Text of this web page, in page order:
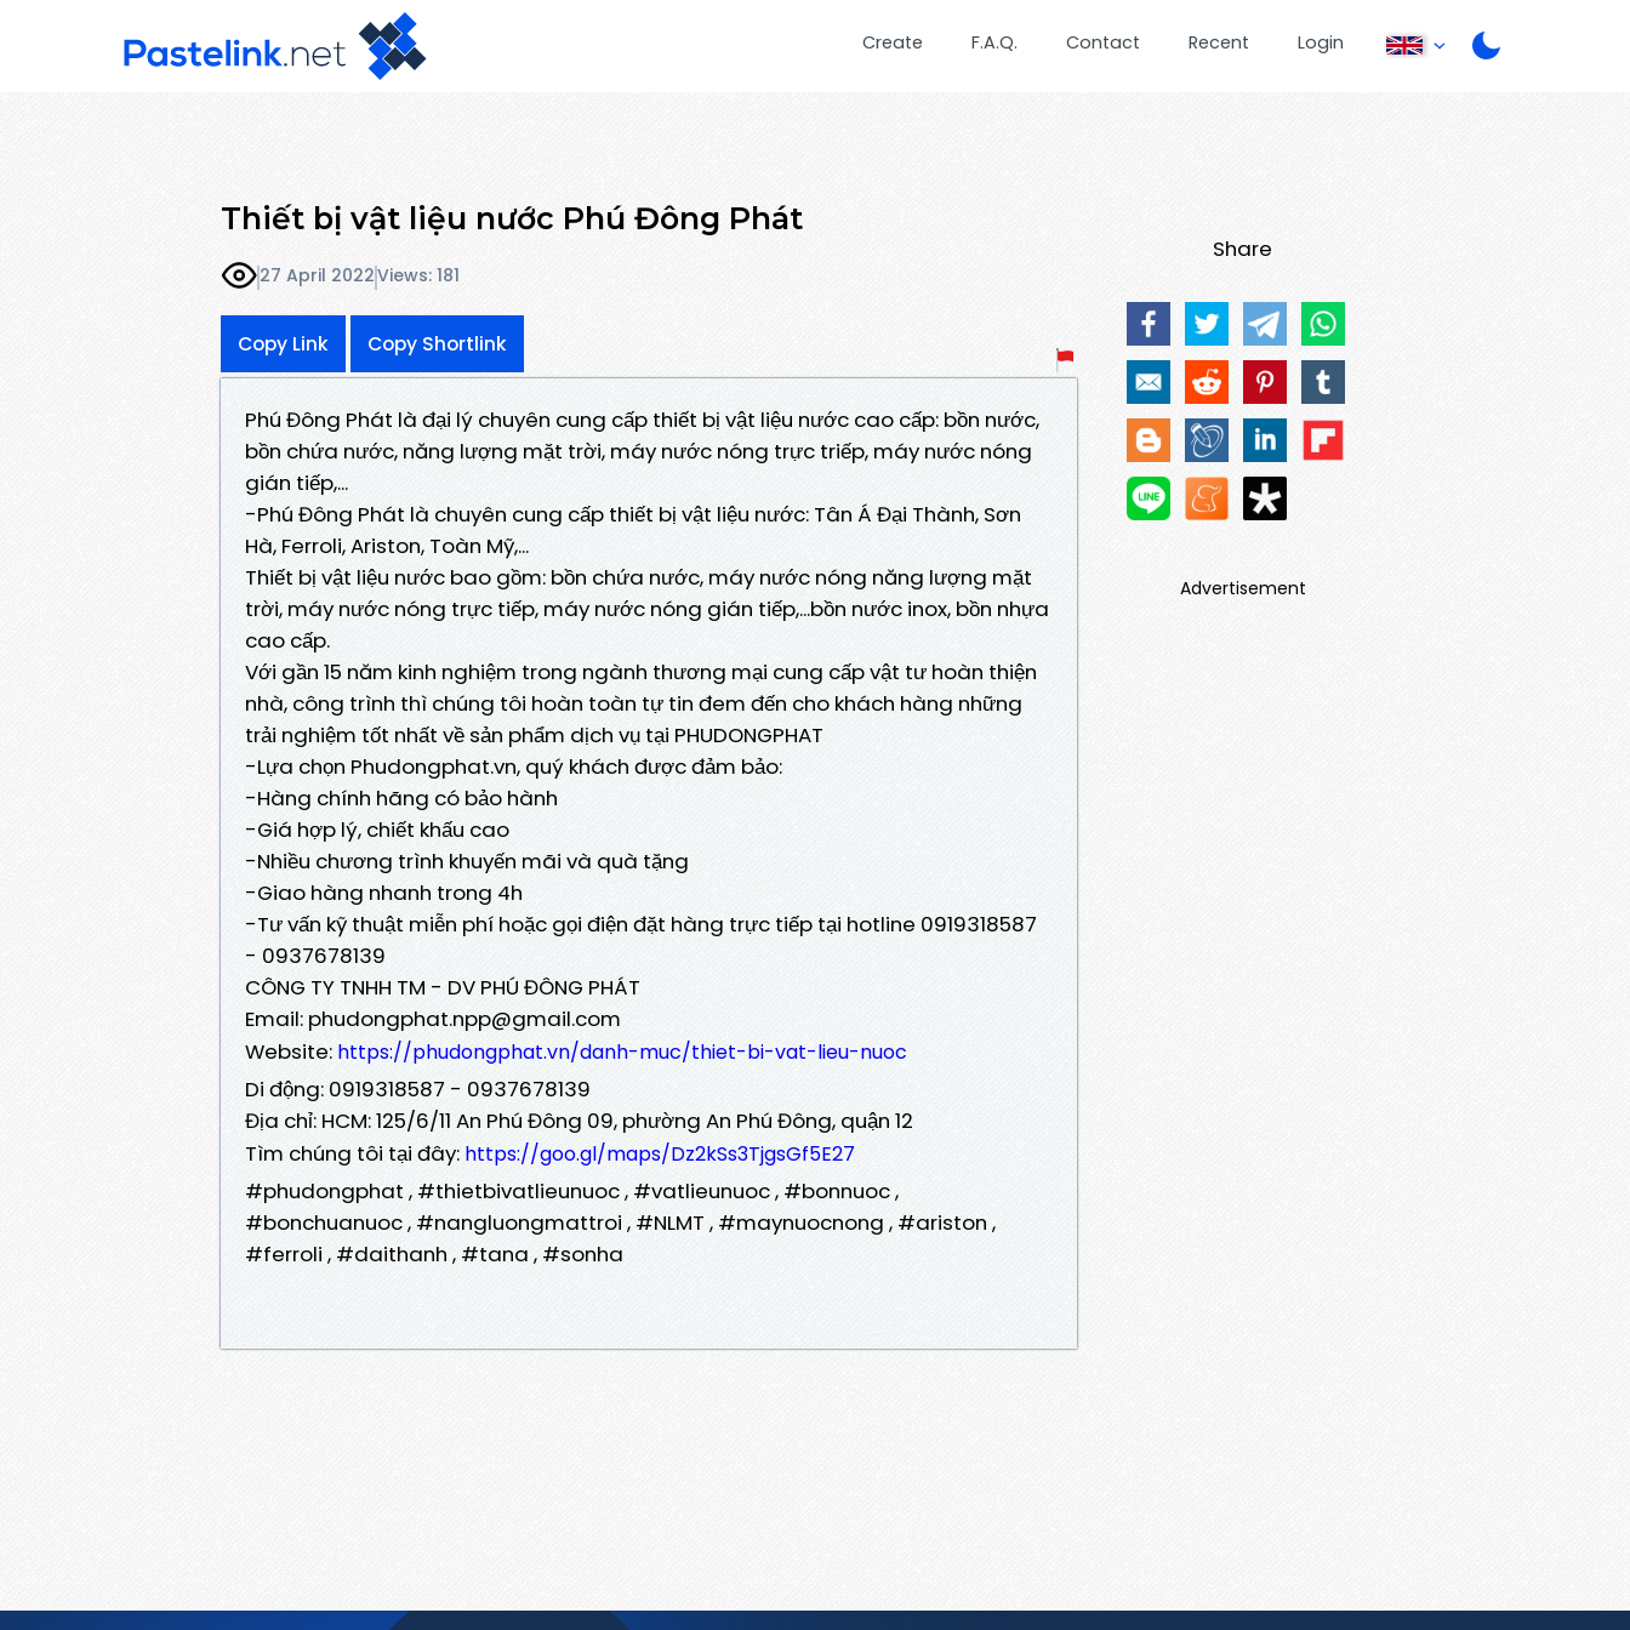
Create F.A.Q. Contact Recent Login
Thiết bị vật liệu nước Phú Đông Phát
27 April 2022Views: 181
Copy Link Copy Shortlink
Phú Đông Phát là đại lý chuyên cung cấp thiết bị vật liệu nước cao cấp: bồn nước,
bồn chứa nước, năng lượng mặt trời, máy nước nóng trực triếp, máy nước nóng
gián tiếp,...
-Phú Đông Phát là chuyên cung cấp thiết bị vật liệu nước: Tân Á Đại Thành, Sơn
Hà, Ferroli, Ariston, Toàn Mỹ,...
Thiết bị vật liệu nước bao gồm: bồn chứa nước, máy nước nóng năng lượng mặt
trời, máy nước nóng trực tiếp, máy nước nóng gián tiếp,...bồn nước inox, bồn nhựa
cao cấp.
Với gần 15 năm kinh nghiệm trong ngành thương mại cung cấp vật tư hoàn thiện
nhà, công trình thì chúng tôi hoàn toàn tự tin đem đến cho khách hàng những
trải nghiệm tốt nhất về sản phẩm dịch vụ tại PHUDONGPHAT
-Lựa chọn Phudongphat.vn, quý khách được đảm bảo:
-Hàng chính hãng có bảo hành
-Giá hợp lý, chiết khấu cao
-Nhiều chương trình khuyến mãi và quà tặng
-Giao hàng nhanh trong 4h
-Tư vấn kỹ thuật miễn phí hoặc gọi điện đặt hàng trực tiếp tại hotline 0919318587
- 0937678139
CÔNG TY TNHH TM - DV PHÚ ĐÔNG PHÁT
Email: phudongphat.npp@gmail.com
Website: https://phudongphat.vn/danh-muc/thiet-bi-vat-lieu-nuoc
Di động: 0919318587 - 0937678139
Địa chỉ: HCM: 125/6/11 An Phú Đông 09, phường An Phú Đông, quận 12
Tìm chúng tôi tại đây: https://goo.gl/maps/Dz2kSs3TjgsGf5E27
#phudongphat , #thietbivatlieunuoc , #vatlieunuoc , #bonnuoc ,
#bonchuanuoc , #nangluongmattroi , #NLMT , #maynuocnong , #ariston ,
#ferroli , #daithanh , #tana , #sonha
Share
Advertisement